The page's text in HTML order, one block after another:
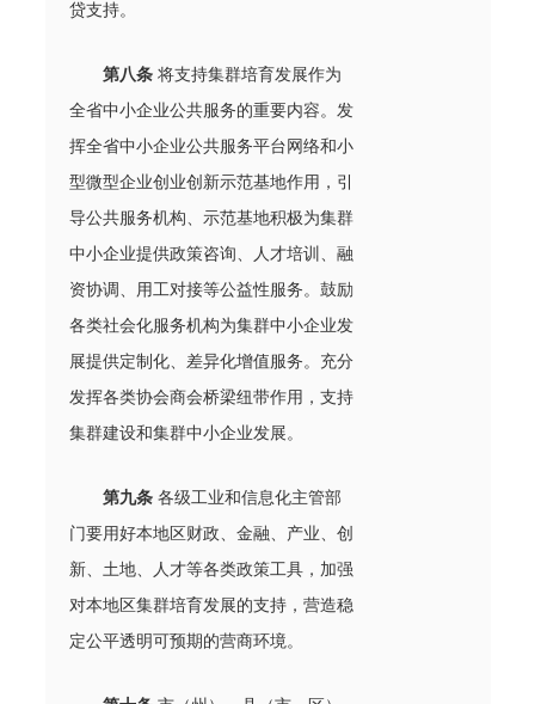
贷支持。
第八条将支持集群培育发展作为
全省中小企业公共服务的重要内容。发
挥全省中小企业公共服务平台网络和小
型微型企业创业创新示范基地作用，引
导公共服务机构、示范基地积极为集群
中小企业提供政策咨询、人才培训、融
资协调、用工对接等公益性服务。鼓励
各类社会化服务机构为集群中小企业发
展提供定制化、差异化增值服务。充分
发挥各类协会商会桥梁纽带作用，支持
集群建设和集群中小企业发展。
第九条各级工业和信息化主管部
门要用好本地区财政、金融、产业、创
新、土地、人才等各类政策工具，加强
对本地区集群培育发展的支持，营造稳
定公平透明可预期的营商环境。